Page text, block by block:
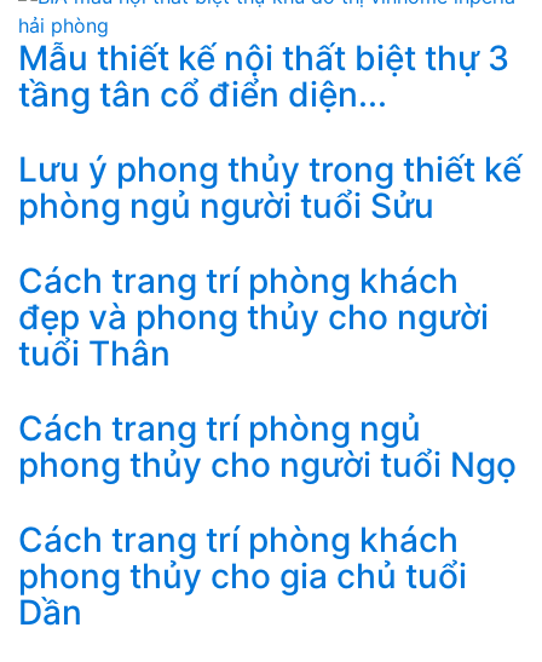
Mẫu thiết kế nội thất biệt thự 3
tầng tân cổ điển diện...
Lưu ý phong thủy trong thiết kế
phòng ngủ người tuổi Sửu
Cách trang trí phòng khách
đẹp và phong thủy cho người
tuổi Thân
Cách trang trí phòng ngủ
phong thủy cho người tuổi Ngọ
Cách trang trí phòng khách
phong thủy cho gia chủ tuổi
Dần